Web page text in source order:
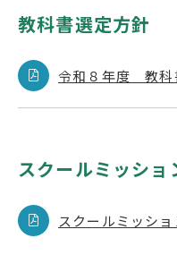
教科書選定方針
令和８年度 教科
スクールミッショ
スクールミッシ